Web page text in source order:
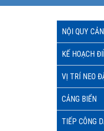
NỘI QUY
KẾ HOẠCH
VỊ TRÍ NEO
CẢNG BIỂN
TIẾP CÔNG